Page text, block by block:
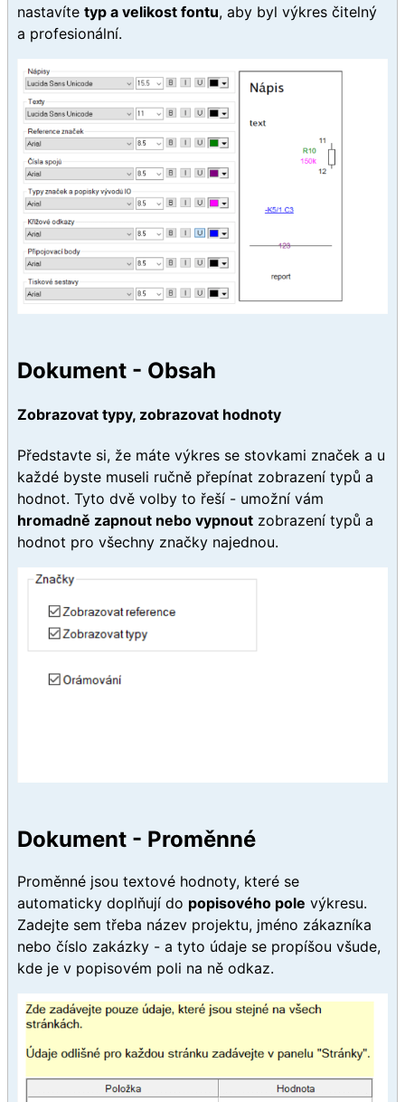
nastavíte typ a velikost fontu, aby byl výkres čitelný
a profesionální.
Dokument - Obsah
Zobrazovat typy, zobrazovat hodnoty
Představte si, že máte výkres se stovkami značek a u
každé byste museli ručně přepínat zobrazení typů a
hodnot. Tyto dvě volby to řeší - umožní vám
hromadně zapnout nebo vypnout zobrazení typů a
hodnot pro všechny značky najednou.
Dokument - Proměnné
Proměnné jsou textové hodnoty, které se
automaticky doplňují do popisového pole výkresu.
Zadejte sem třeba název projektu, jméno zákazníka
nebo číslo zakázky - a tyto údaje se propíšou všude,
kde je v popisovém poli na ně odkaz.